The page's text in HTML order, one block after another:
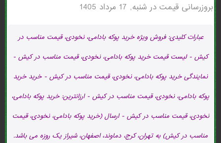
بروزرسانی قیمت در شنبه, 17 مرداد 1405
عبارات کلیدی: فروش ویژه خرید پوکه بادامی، نخودی، قیمت مناسب در
كيش - لیست قیمت خرید پوکه بادامی، نخودی، قیمت مناسب در كيش -
نمایندگی خرید پوکه بادامی، نخودی، قیمت مناسب در كيش - خرید خرید
پوکه بادامی، نخودی، قیمت مناسب در كيش - ارزانترین: خرید پوکه بادامی،
نخودی، قیمت مناسب در كيش - ارسال (خرید پوکه بادامی، نخودی، قیمت
مناسب در كيش) به تهران، کرج، دماوند، اصفهان، شیراز یک روزه می باشد.